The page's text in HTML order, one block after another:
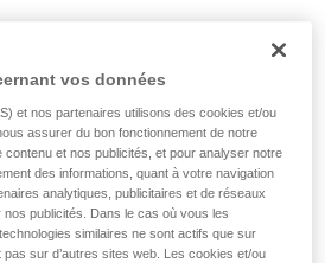
mousquetons SPIRIT optimise les
Keylock des mousquetons évite
durant les phases de
démousquetonnage. Ergonomique,
une parfaite prise en main. Son
performance lui permet d'enchaîner
s'aventurer en grande voie. Elle est
(12, 17 et 25 cm) pour
vos données
et nos partenaires utilisons des cookies et/ou
assurer du bon fonctionnement de notre
contenu et nos publicités, et pour analyser notre
des informations, quant à votre navigation
analytiques, publicitaires et de réseaux
publicités. Dans le cas où vous les
similaires ne sont actifs que sur
sur d’autres sites web. Les cookies et/ou